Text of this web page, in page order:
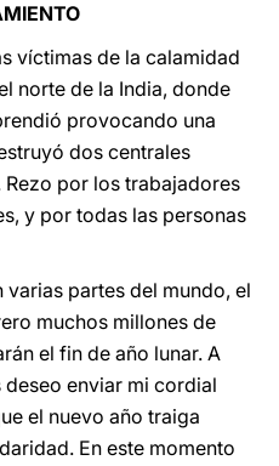
víctimas de la calamidad
norte de la India, donde
provocando una
dos centrales
por los trabajadores
y por todas las personas
partes del mundo, el
muchos millones de
el fin de año lunar. A
enviar mi cordial
el nuevo año traiga
En este momento